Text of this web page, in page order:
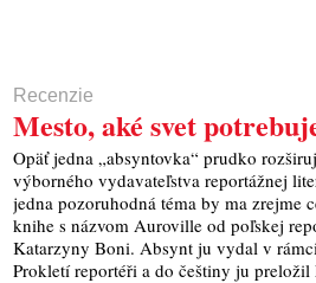
Recenzie
Mesto, aké svet
Opäť jedna „absyntovka“ prudko
výborného vydavateľstva reportážnej
jedna pozoruhodná téma by ma zrejme
knihe s názvom Auroville od poľskej
Katarzyny Boni. Absynt ju vydal v
Prokletí reportéři a do češtiny ju